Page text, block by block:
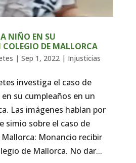
NIÑO EN SU
DE MALLORCA
| Sep 1, 2022| Injusticias
investiga el caso de
su cumpleaños en un
Las imágenes hablan por
simio sobre el caso de
Monancio recibir
de Mallorca. No dar...